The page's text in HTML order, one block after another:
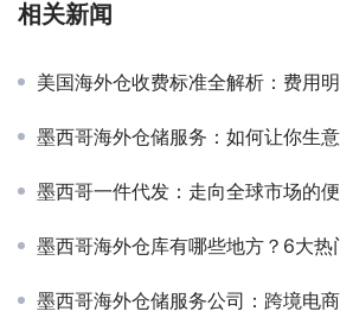
相关新闻
美国海外仓收费标准全解析：费用明细一次看
墨西哥海外仓储服务：如何让你生意更
墨西哥一件代发：走向全球市场的便捷之路，
墨西哥海外仓库有哪些地方？6大热门城市+
墨西哥海外仓储服务公司：跨境电商出海的关键一环